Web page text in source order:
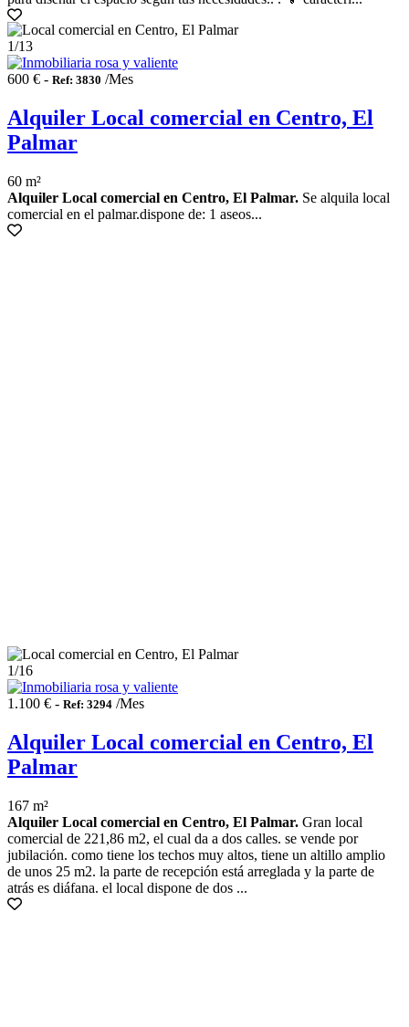
1/13
600 € - Ref: 3830 /Mes
Alquiler Local comercial en Centro, El
Palmar
60 m²
Alquiler Local comercial en Centro, El Palmar. Se alquila local
comercial en el palmar.dispone de: 1 aseos...
1/16
1.100 € - Ref: 3294 /Mes
Alquiler Local comercial en Centro, El
Palmar
167 m²
Alquiler Local comercial en Centro, El Palmar. Gran local
comercial de 221,86 m2, el cual da a dos calles. se vende por
jubilación. como tiene los techos muy altos, tiene un altillo amplio
de unos 25 m2. la parte de recepción está arreglada y la parte de
atrás es diáfana. el local dispone de dos ...